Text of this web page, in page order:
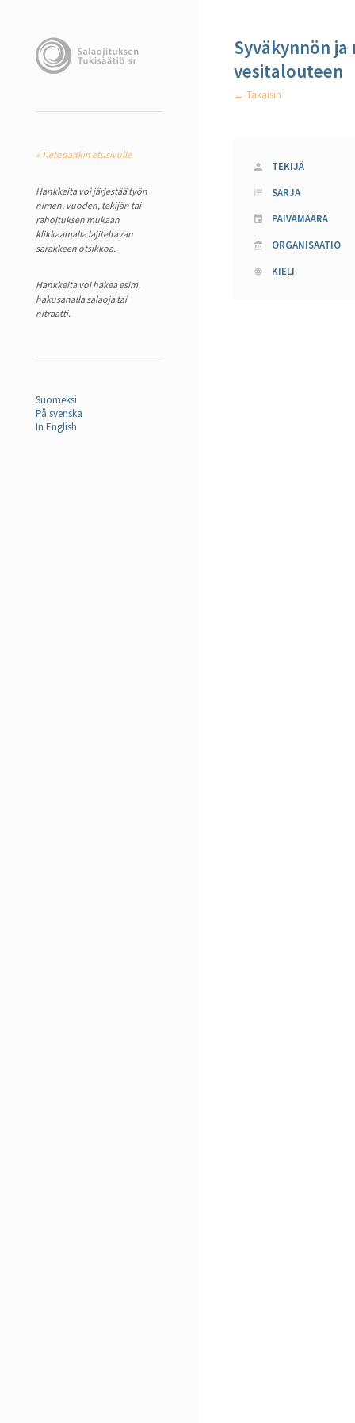
« Tietopankin etusivulle
Hankkeita voi järjestää työn
nimen, vuoden, tekijän tai
rahoituksen mukaan
klikkaamalla lajiteltavan
sarakkeen otsikkoa.
Hankkeita voi hakea esim.
hakusanalla salaoja tai
nitraatti.
Suomeksi
På svenska
In English
Syväkynnön
vesitalouteen
← Takaisin
TEKIJÄ
SARJA
PÄIVÄMÄÄRÄ
ORGANISAATIO
KIELI